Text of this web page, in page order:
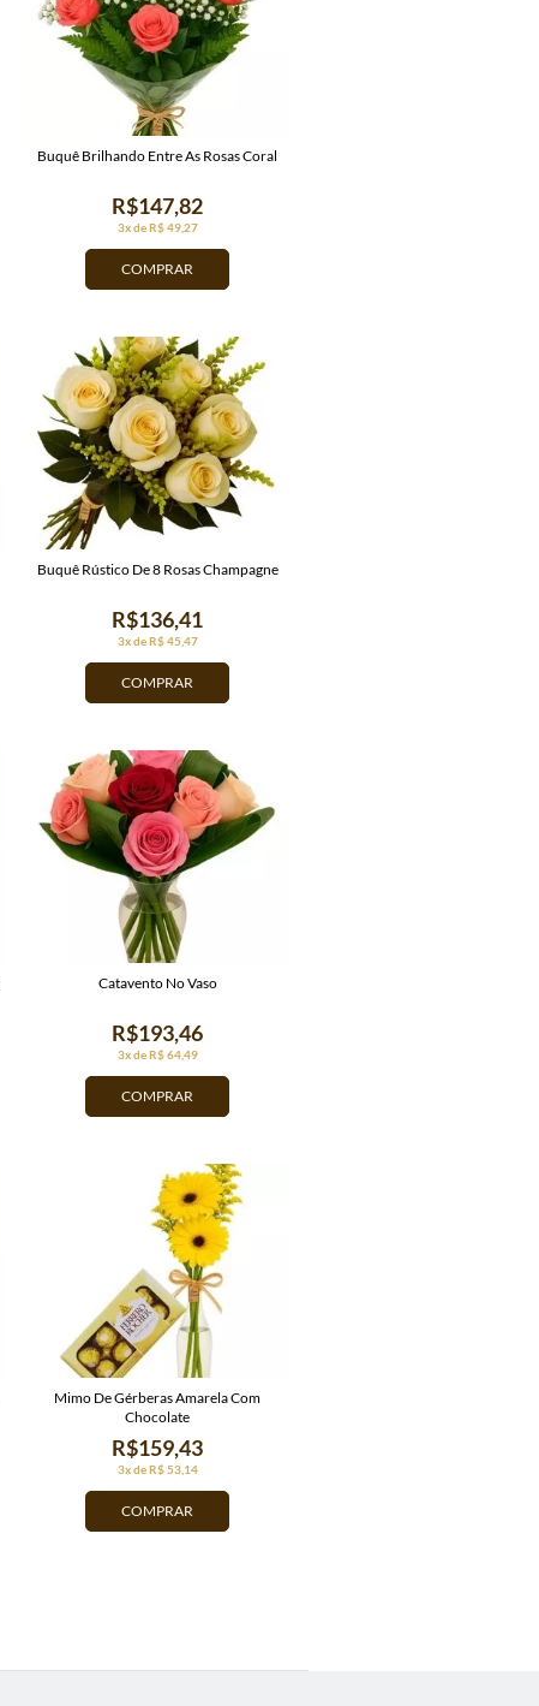
COMPRAR
3x de R$ 49,27
R$147,82
Buquê Brilhando Entre As Rosas Coral
COMPRAR
3x de R$ 45,47
R$136,41
Buquê Rústico De 8 Rosas Champagne
COMPRAR
3x de R$ 64,49
R$193,46
Catavento No Vaso
COMPRAR
3x de R$ 53,14
R$159,43
Mimo De Gérberas Amarela Com
Chocolate